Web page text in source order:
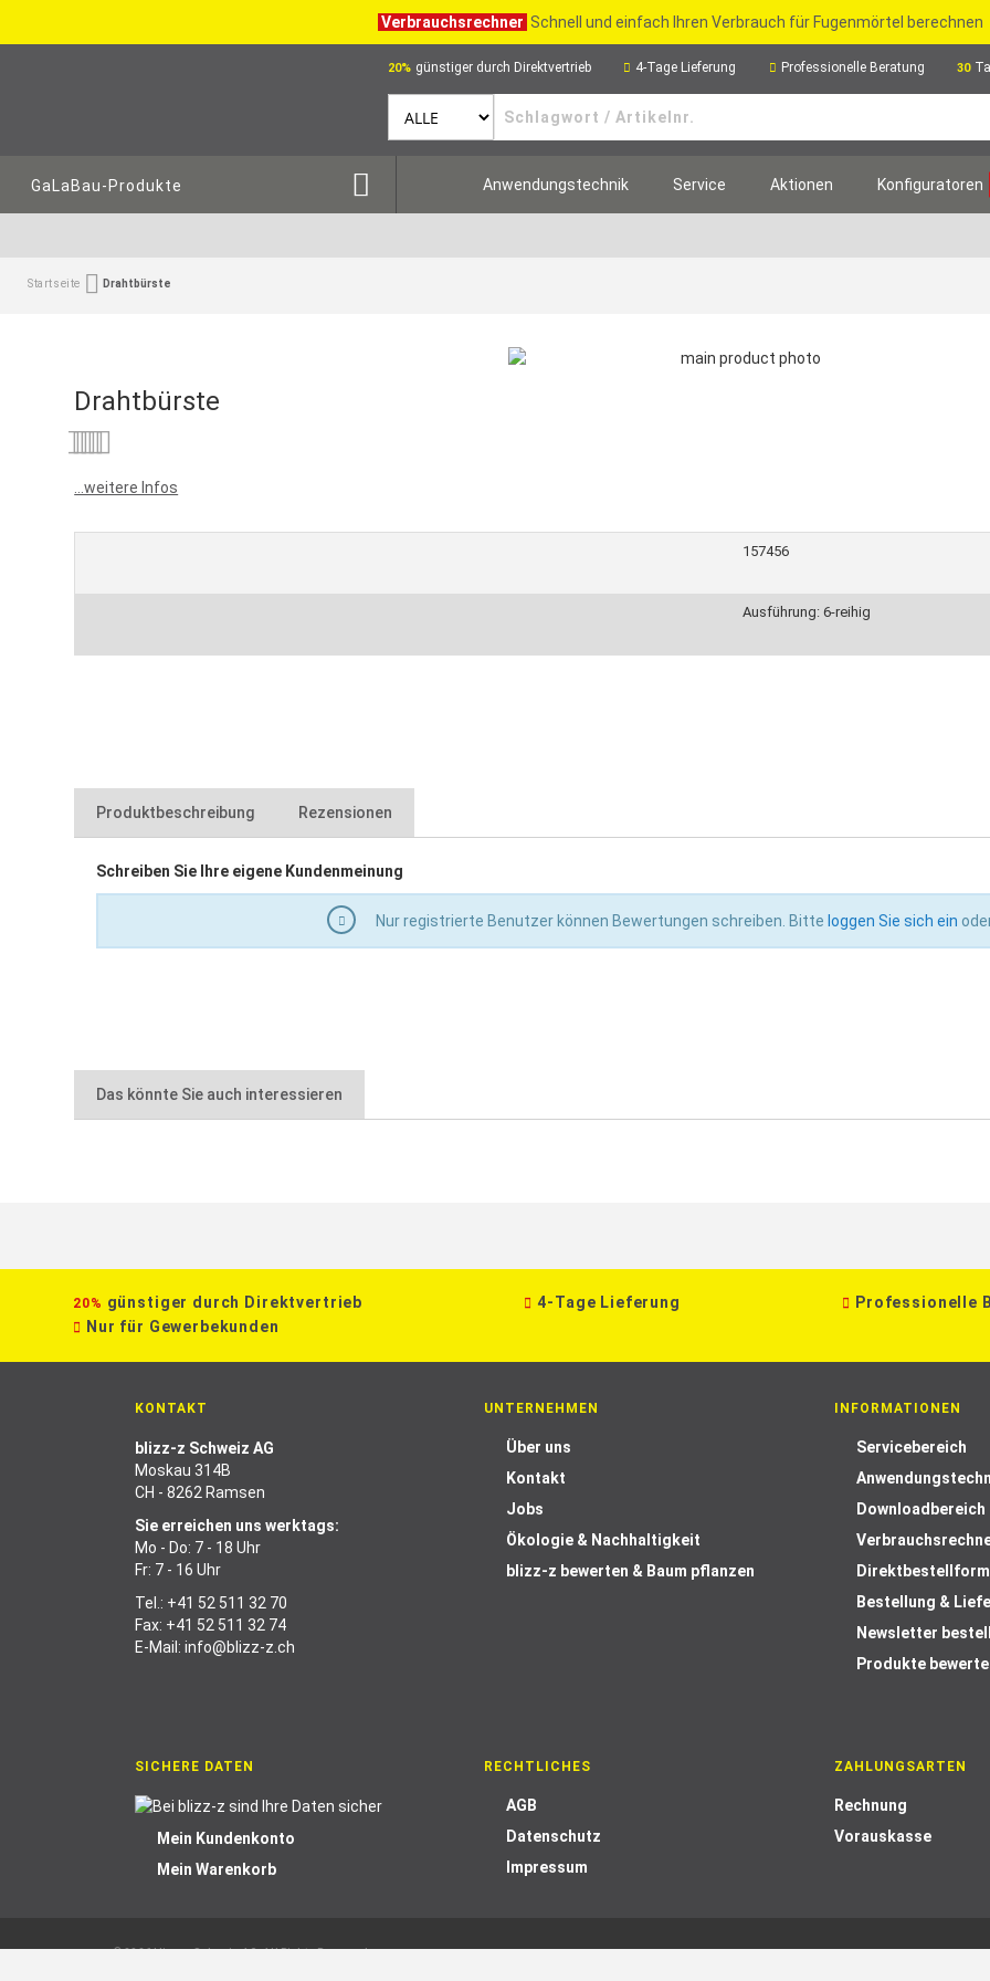
Verbrauchsrechner Schnell und einfach Ihren Verbrauch für Fugenmörtel berechnen
20% günstiger durch Direktvertrieb 4-Tage Lieferung Professionelle Beratung 30
GaLaBau-Produkte Anwendungstechnik Service Aktionen Konfiguratoren
Startseite Drahtbürste
Drahtbürste
...weitere Infos
157456
Ausführung: 6-reihig
Produktbeschreibung
zum Reinigen von Arbeitsgeräten
mit geschwungenen Hartholzgriff und Aufhängeloch
Rezensionen
Schreiben Sie Ihre eigene Kundenmeinung
Nur registrierte Benutzer können Bewertungen schreiben. Bitte loggen Sie sich ein
Das könnte Sie auch interessieren
20% günstiger durch Direktvertrieb 4-Tage Lieferung Professionelle
Nur für Gewerbekunden
KONTAKT
blizz-z Schweiz AG
Moskau 314B
CH - 8262 Ramsen
Sie erreichen uns werktags:
Mo - Do: 7 - 18 Uhr
Fr: 7 - 16 Uhr
Tel.: +41 52 511 32 70
Fax: +41 52 511 32 74
E-Mail: info@blizz-z.ch
UNTERNEHMEN
Über uns
Kontakt
Jobs
Ökologie & Nachhaltigkeit
blizz-z bewerten & Baum pflanzen
INFORMATIONEN
Servicebereich
Downloadbereich
Bestellung &
Newsletter
Produkte
SICHERE DATEN
Mein Kundenkonto
Mein Warenkorb
RECHTLICHES
AGB
Datenschutz
Impressum
ZAHLUNGSARTEN
Rechnung
Vorauskasse
© 2026 blizz-z Schweiz AG. All Rights Reserved.